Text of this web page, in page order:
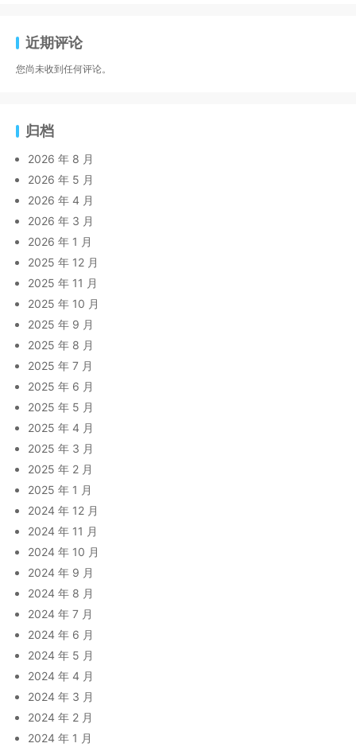
近期评论
您尚未收到任何评论。
归档
2026 年 8 月
2026 年 5 月
2026 年 4 月
2026 年 3 月
2026 年 1 月
2025 年 12 月
2025 年 11 月
2025 年 10 月
2025 年 9 月
2025 年 8 月
2025 年 7 月
2025 年 6 月
2025 年 5 月
2025 年 4 月
2025 年 3 月
2025 年 2 月
2025 年 1 月
2024 年 12 月
2024 年 11 月
2024 年 10 月
2024 年 9 月
2024 年 8 月
2024 年 7 月
2024 年 6 月
2024 年 5 月
2024 年 4 月
2024 年 3 月
2024 年 2 月
2024 年 1 月